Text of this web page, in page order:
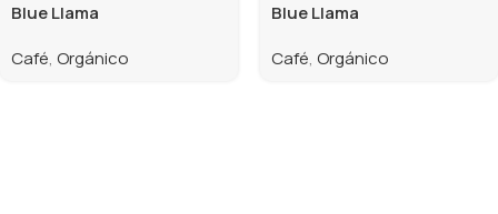
Blue Llama
Café, Orgánico
Blue Llama
Café, Orgánico